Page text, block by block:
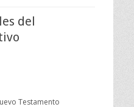
del
Testamento